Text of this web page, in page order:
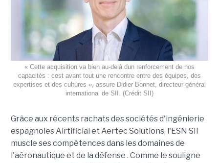
« Cette acquisition va bien au-delà dun renforcement de nos
capacités : cest avant tout une rencontre entre des équipes, des
expertises et des cultures », assure Didier Bonnet, directeur général
international de SII. (Crédit SII)
Grâce aux récents rachats des sociétés d'ingénierie
espagnoles Airtificial et Aertec Solutions, l'ESN SII
muscle ses compétences dans les domaines de
l'aéronautique et de la défense . Comme le souligne